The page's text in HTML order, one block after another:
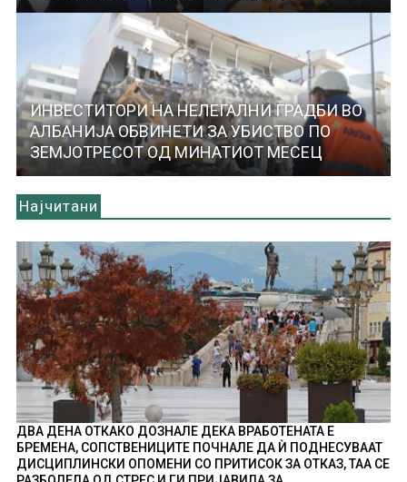
ИНВЕСТИТОРИ НА НЕЛЕГАЛНИ ГРАДБИ ВО
АЛБАНИЈА ОБВИНЕТИ ЗА УБИСТВО ПО
ЗЕМЈОТРЕСОТ ОД МИНАТИОТ МЕСЕЦ
Најчитани
ДВА ДЕНА ОТКАКО ДОЗНАЛЕ ДЕКА ВРАБОТЕНАТА Е
БРЕМЕНА, СОПСТВЕНИЦИТЕ ПОЧНАЛЕ ДА Ѝ ПОДНЕСУВААТ
ДИСЦИПЛИНСКИ ОПОМЕНИ СО ПРИТИСОК ЗА ОТКАЗ, ТАА СЕ